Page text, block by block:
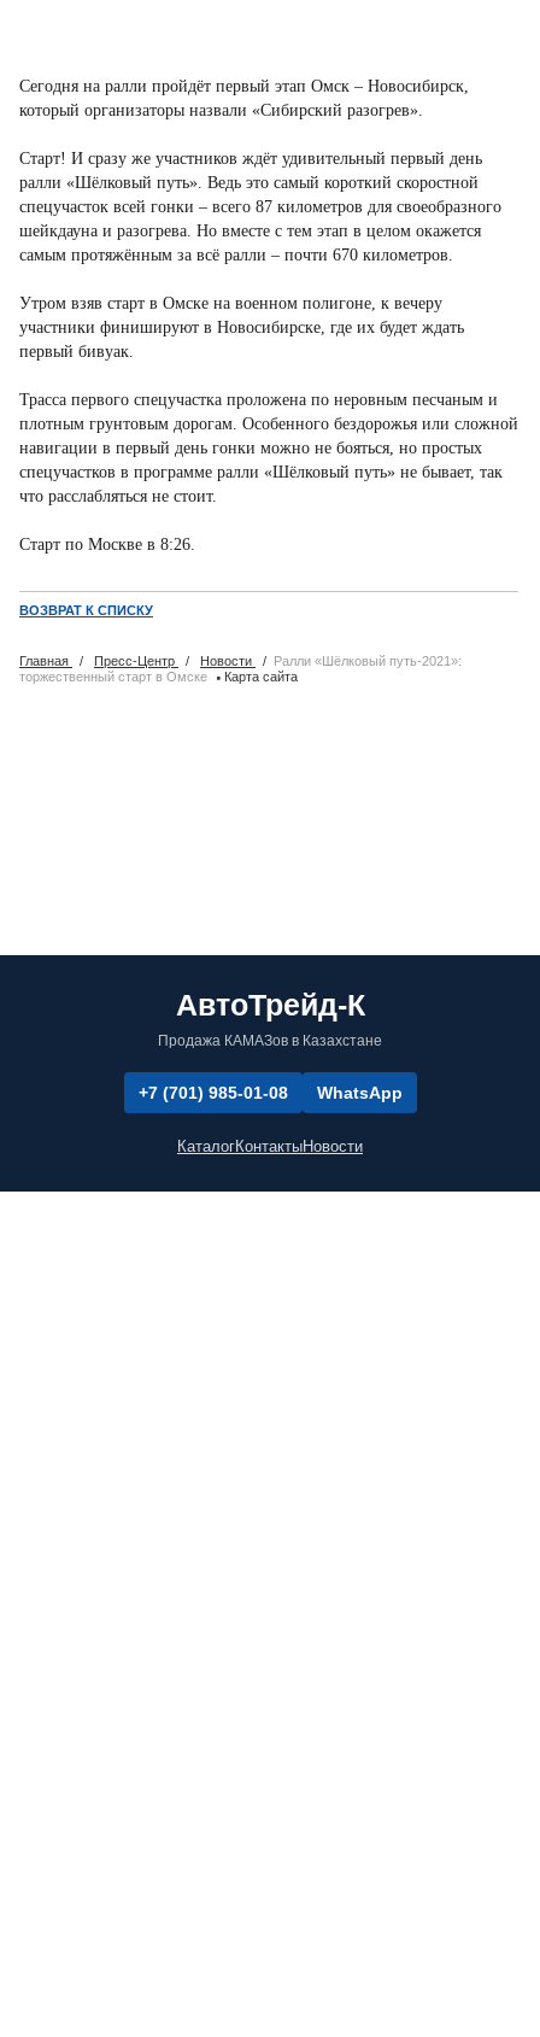
Сегодня на ралли пройдёт первый этап Омск – Новосибирск,
который организаторы назвали «Сибирский разогрев».
Старт! И сразу же участников ждёт удивительный первый день
ралли «Шёлковый путь». Ведь это самый короткий скоростной
спецучасток всей гонки – всего 87 километров для своеобразного
шейкдауна и разогрева. Но вместе с тем этап в целом окажется
самым протяжённым за всё ралли – почти 670 километров.
Утром взяв старт в Омске на военном полигоне, к вечеру
участники финишируют в Новосибирске, где их будет ждать
первый бивуак.
Трасса первого спецучастка проложена по неровным песчаным и
плотным грунтовым дорогам. Особенного бездорожья или сложной
навигации в первый день гонки можно не бояться, но простых
спецучастков в программе ралли «Шёлковый путь» не бывает, так
что расслабляться не стоит.
Старт по Москве в 8:26.
ВОЗВРАТ К СПИСКУ
Главная / Пресс-Центр / Новости / Ралли «Шёлковый путь-2021»:
торжественный старт в Омске ·Карта сайта
АвтоТрейд-К
Продажа КАМАЗов в Казахстане
+7 (701) 985-01-08 WhatsApp
КаталогКонтактыНовости